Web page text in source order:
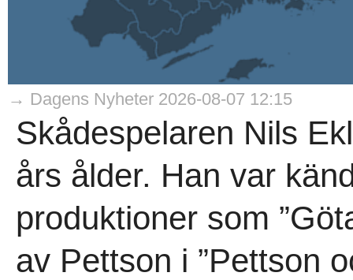
→ Dagens Nyheter 2026-08-07 12:15
Skådespelaren Nils
års ålder. Han var
produktioner som
av Pettson i ”Pettson